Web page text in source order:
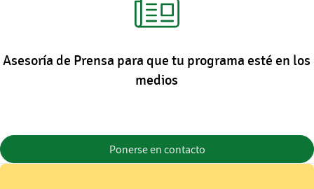
Asesoría de Prensa para que tu programa esté en los
medios
Ponerse en contacto